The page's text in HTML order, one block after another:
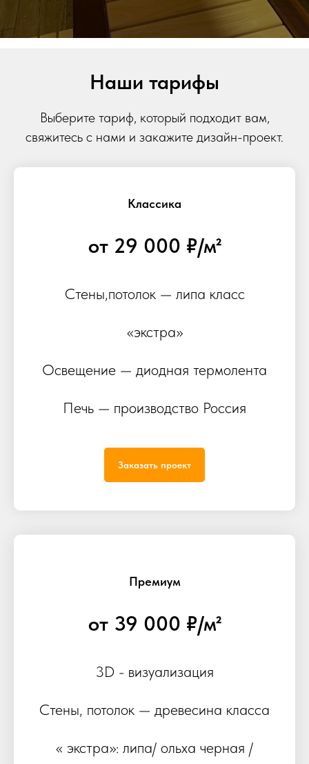
Наши тарифы
Выберите тариф, который подходит вам,
свяжитесь с нами и закажите дизайн-проект.
Классика
от 29 000 ₽/м²
Стены,потолок — липа класс
«экстра»
Освещение — диодная термолента
Печь — производство Россия
Заказать проект
Премиум
от 39 000 ₽/м²
3D - визуализация
Стены, потолок — древесина класса
« экстра»: липа/ ольха черная /